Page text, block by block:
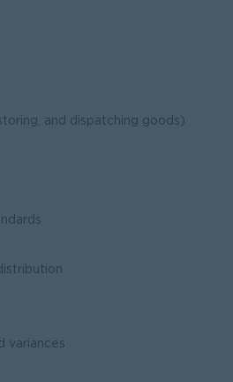
and dispatching goods)
variances